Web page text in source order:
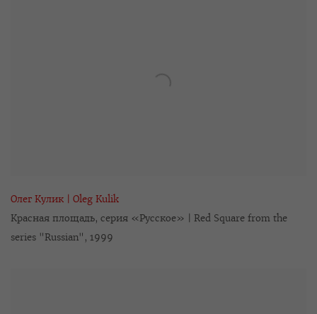
Олег Кулик | Oleg Kulik
Красная площадь, серия «Русское» | Red Square from the
series "Russian" , 1999